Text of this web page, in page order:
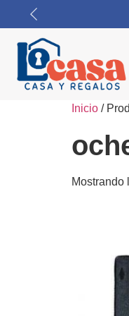
Inicio /
Mostrando